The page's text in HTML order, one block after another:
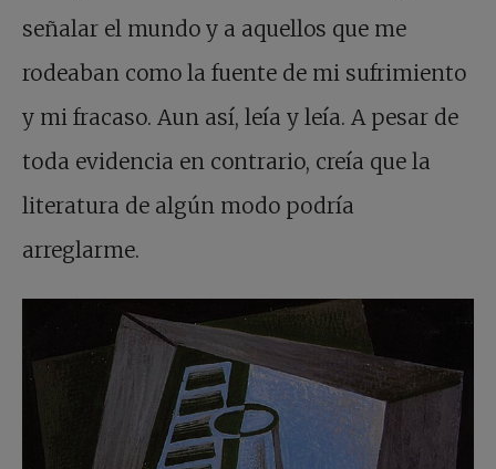
señalar el mundo y a aquellos que me
rodeaban como la fuente de mi sufrimiento
y mi fracaso. Aun así, leía y leía. A pesar de
toda evidencia en contrario, creía que la
literatura de algún modo podría
arreglarme.